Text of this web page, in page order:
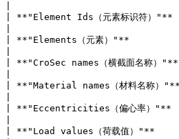
| **"Element Ids（元素标识符）"**
| **"Elements（元素）"**         | 启
| **"CroSec names（横截面名称）
| **"Material names（材料名称）"**
| **"Eccentricities（偏心率）"**  | 如
| **"Load values（荷载值）"**     |